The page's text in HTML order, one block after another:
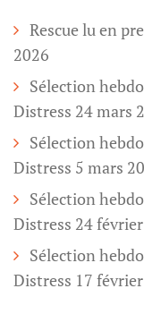
Rescue lu en
2026
Sélection
Distress 24 mars
Sélection
Distress 5 mars
Sélection
Distress 24
Sélection
Distress 17